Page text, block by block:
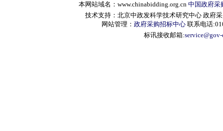
本网站域名：www.chinabidding.org.cn 中国政府采
技术支持：北京中政发科学技术研究中心 政府
网站管理： 政府采购招标中心 联系电话
标讯接收邮箱: